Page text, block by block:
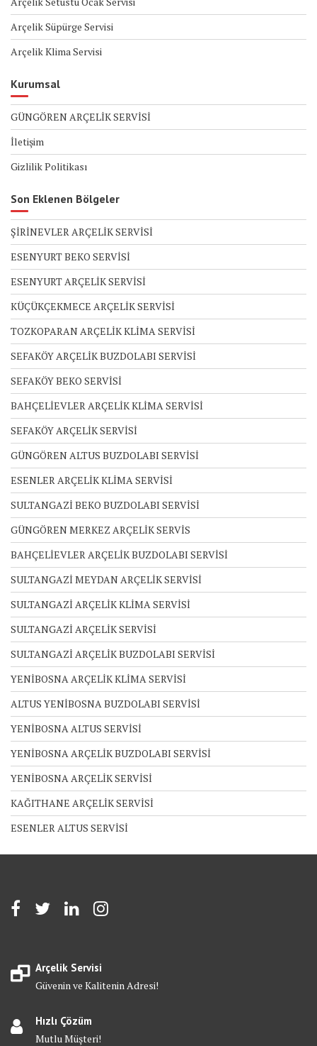
Arçelik Süpürge Servisi
Arçelik Klima Servisi
Kurumsal
GÜNGÖREN ARÇELİK SERVİSİ
İletişim
Gizlilik Politikası
Son Eklenen Bölgeler
ŞİRİNEVLER ARÇELİK SERVİSİ
ESENYURT BEKO SERVİSİ
ESENYURT ARÇELİK SERVİSİ
KÜÇÜKÇEKMECE ARÇELİK SERVİSİ
TOZKOPARAN ARÇELİK KLİMA SERVİSİ
SEFAKÖY ARÇELİK BUZDOLABI SERVİSİ
SEFAKÖY BEKO SERVİSİ
BAHÇELİEVLER ARÇELİK KLİMA SERVİSİ
SEFAKÖY ARÇELİK SERVİSİ
GÜNGÖREN ALTUS BUZDOLABI SERVİSİ
ESENLER ARÇELİK KLİMA SERVİSİ
SULTANGAZİ BEKO BUZDOLABI SERVİSİ
GÜNGÖREN MERKEZ ARÇELİK SERVİS
BAHÇELİEVLER ARÇELİK BUZDOLABI SERVİSİ
SULTANGAZİ MEYDAN ARÇELİK SERVİSİ
SULTANGAZİ ARÇELİK KLİMA SERVİSİ
SULTANGAZİ ARÇELİK SERVİSİ
SULTANGAZİ ARÇELİK BUZDOLABI SERVİSİ
YENİBOSNA ARÇELİK KLİMA SERVİSİ
ALTUS YENİBOSNA BUZDOLABI SERVİSİ
YENİBOSNA ALTUS SERVİSİ
YENİBOSNA ARÇELİK BUZDOLABI SERVİSİ
YENİBOSNA ARÇELİK SERVİSİ
KAĞITHANE ARÇELİK SERVİSİ
ESENLER ALTUS SERVİSİ
Arçelik Servisi
Güvenin ve Kalitenin Adresi!
Hızlı Çözüm
Mutlu Müşteri!